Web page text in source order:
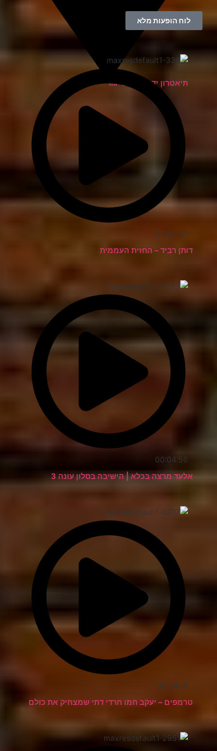
תיאטרון יד למגינים יגור
לוח הופעות מלא
00:03:37
דותן רביד – החזית העממית
00:04:56
אלעד מרצה בכלא | הישיבה בסלון עונה 3
00:04:16
טרמפים – יעקב חמו חרדי דתי שמצחיק את כולם